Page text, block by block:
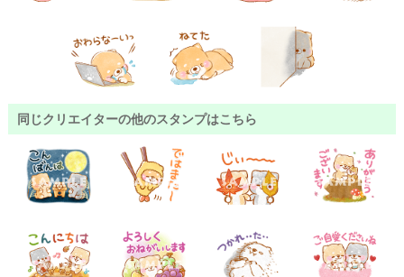
同じクリエイターの他のスタンプはこちら